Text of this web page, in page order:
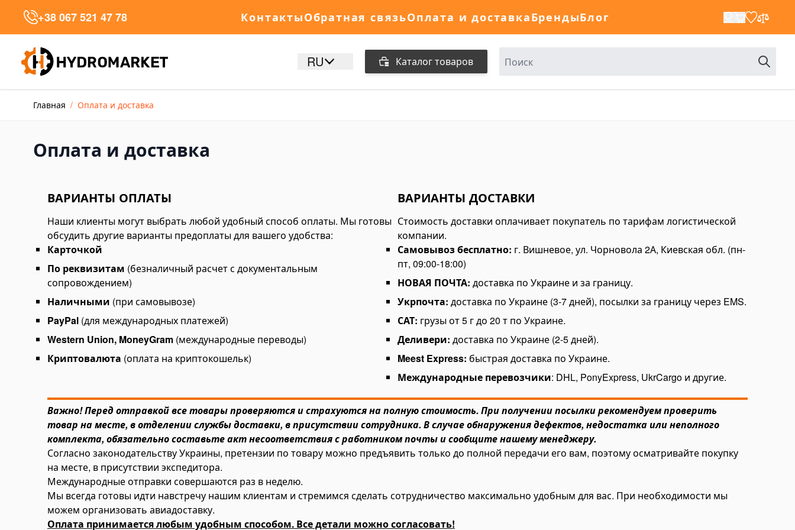
+38 067 521 47 78 КонтактыОбратная связьОплата и доставкаБрендыБлог
RU Каталог товаров
Cylinder Jacks
acting Hydraulic Cylinders
Kereta
Units and Hand Pumps
Pumps
Hydraulic Pumps
Hydraulic Pumps
Power Packs
Pumps
Oil Coolers
and Gear Tools
Gear/Bearing Pullers
Heaters
Installation Tools
Roller Bearings
Tools
Главная / Оплата и доставка
Оплата и доставка
ВАРИАНТЫ ОПЛАТЫ
Наши клиенты могут выбрать любой удобный способ оплаты. Мы готовы
обсудить другие варианты предоплаты для вашего удобства:
Карточкой
По реквизитам (безналичный расчет с документальным
сопровождением)
Наличными (при самовывозе)
PayPal (для международных платежей)
Western Union, MoneyGram (международные переводы)
Криптовалюта (оплата на криптокошельк)
ВАРИАНТЫ ДОСТАВКИ
Стоимость доставки оплачивает покупатель по тарифам логистической
компании.
Самовывоз бесплатно: г. Вишневое, ул. Чорновола 2А, Киевская обл. (пн-
пт, 09:00-18:00)
НОВАЯ ПОЧТА: доставка по Украине и за границу.
Укрпочта: доставка по Украине (3-7 дней), посылки за границу через EMS.
САТ: грузы от 5 г до 20 т по Украине.
Деливери: доставка по Украине (2-5 дней).
Meest Express: быстрая доставка по Украине.
Международные перевозчики: DHL, PonyExpress, UkrCargo и другие.
Важно! Перед отправкой все товары проверяются и страхуются на полную стоимость. При получении посылки рекомендуем проверить
товар на месте, в отделении службы доставки, в присутствии сотрудника. В случае обнаружения дефектов, недостатка или неполного
комплекта, обязательно составьте акт несоответствия с работником почты и сообщите нашему менеджеру.
Согласно законодательству Украины, претензии по товару можно предъявить только до полной передачи его вам, поэтому осматривайте покупку
на месте, в присутствии экспедитора.
Международные отправки совершаются раз в неделю.
Мы всегда готовы идти навстречу нашим клиентам и стремимся сделать сотрудничество максимально удобным для вас. При необходимости мы
можем организовать авиадоставку.
Оплата принимается любым удобным способом. Все детали можно согласовать!